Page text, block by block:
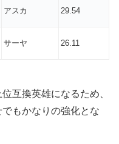
アスカ 29.54
サーヤ 26.11
互換英雄になるため、
もかなりの強化とな